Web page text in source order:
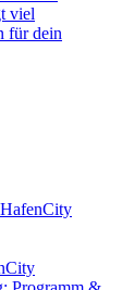
viel
für dein